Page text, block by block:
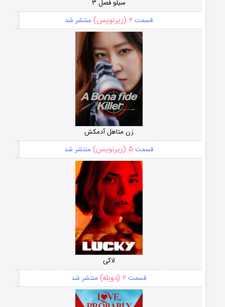
سیلو فصل ۳
قسمت ۲ (زیرنویس) منتشر شد
زن متاهل آدمکش
قسمت ۵ (زیرنویس) منتشر شد
لاکی
قسمت ۲ (دوبله) منتشر شد